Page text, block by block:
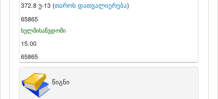
372.8 უ-13 (თაროს დათვალიერება)
65865
ხელმისაწვდომი
15.00
65865
წიგნი